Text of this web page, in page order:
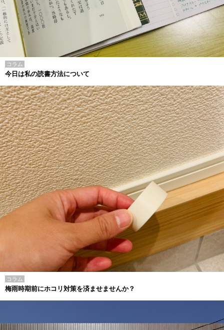
コラム
今日は私の読書方法について
コラム
梅雨時期前にホコリ対策を済ませませんか？